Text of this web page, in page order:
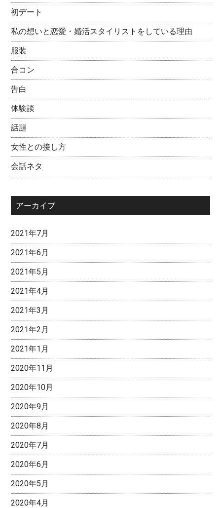
初デート
私の想いと恋愛・婚活スタイリストをしている理由
服装
合コン
告白
体験談
話題
女性との接し方
会話ネタ
アーカイブ
2021年7月
2021年6月
2021年5月
2021年4月
2021年3月
2021年2月
2021年1月
2020年11月
2020年10月
2020年9月
2020年8月
2020年7月
2020年6月
2020年5月
2020年4月